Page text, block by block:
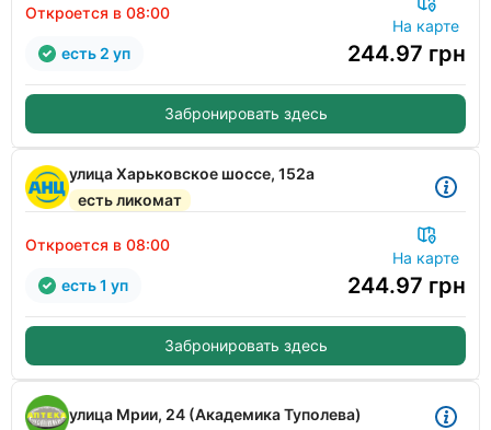
Откроется в 08:00
На карте
244.97 грн
есть 2 уп
Забронировать здесь
улица Харьковское шоссе, 152а
есть ликомат
Откроется в 08:00
На карте
244.97 грн
есть 1 уп
Забронировать здесь
улица Мрии, 24 (Академика Туполева)